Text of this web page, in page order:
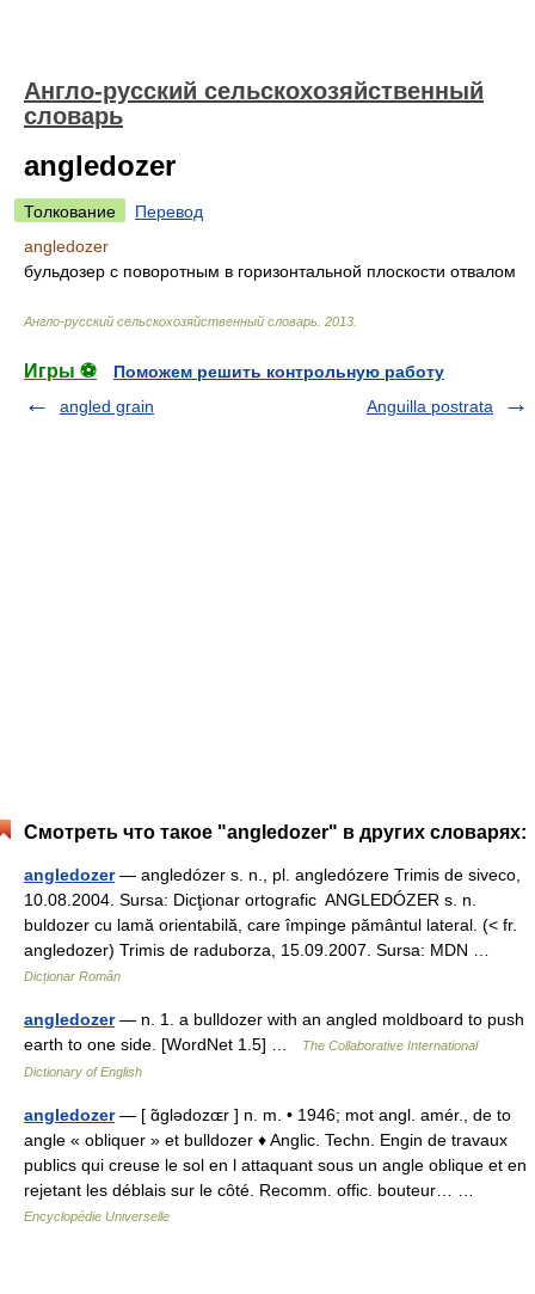
Англо-русский сельскохозяйственный
словарь
angledozer
Толкование
Перевод
angledozer
бульдозер с поворотным в горизонтальной плоскости отвалом
Англо-русский сельскохозяйственный словарь 2013
Игры ⚽
Поможем решить контрольную работу
angled grain
Anguilla postrata
Смотреть что такое "angledozer" в других словарях:
angledozer— angledózer s. n., pl. angledózere Trimis de siveco,
10.08.2004. Sursa: Dicţionar ortografic ANGLEDÓZER s. n.
buldozer cu lamă orientabilă, care împinge pământul lateral. (< fr.
angledozer) Trimis de raduborza, 15.09.2007. Sursa: MDN …
Dicționar Român
angledozer— n. 1. a bulldozer with an angled moldboard to push
earth to one side. [WordNet 1.5] …
The Collaborative International
Dictionary of English
angledozer— [ ɑ̃glədozɶr ] n. m. • 1946; mot angl. amér., de to
angle « obliquer » et bulldozer ♦ Anglic. Techn. Engin de travaux
publics qui creuse le sol en l attaquant sous un angle oblique et en
rejetant les déblais sur le côté. Recomm. offic. bouteur… …
Encyclopédie Universelle